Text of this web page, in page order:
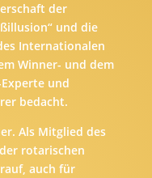
der
und die
Internationalen
Winner- und dem
und
bedacht.
Als Mitglied des
rotarischen
auch für